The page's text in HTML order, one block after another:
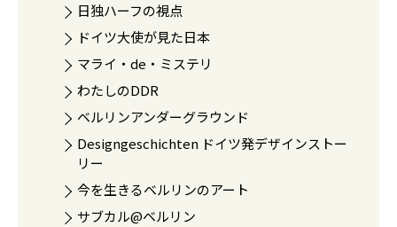
日独ハーフの視点
ドイツ大使が見た日本
マライ・de・ミステリ
わたしのDDR
ベルリンアンダーグラウンド
Designgeschichten ドイツ発デザインストー
リー
今を生きるベルリンのアート
サブカル@ベルリン